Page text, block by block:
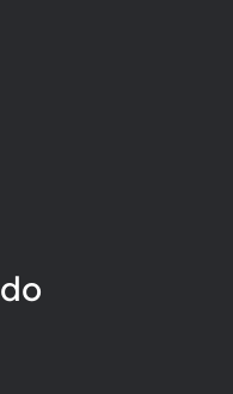
do